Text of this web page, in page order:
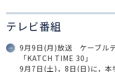
テレビ番組
9月9日(月)放送 ケーブル
「KATCH TIME 30」
9月7日(土)，8日(日)に，本